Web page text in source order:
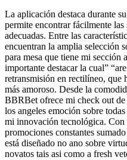
La aplicación destaca durante
permite encontrar fácilmente
adecuadas. Entre las
encuentran la amplia selección
para mesa que tiene mi sección
importante destacar la cual”
retransmisión en rectilíneo, que
más amoroso. Desde la
BBRBet ofrece mi check out
los angeles emoción sobre
mi innovación tecnológica. Con
promociones constantes
está diseñado no ano sobre
novatos tais asi como a fresh